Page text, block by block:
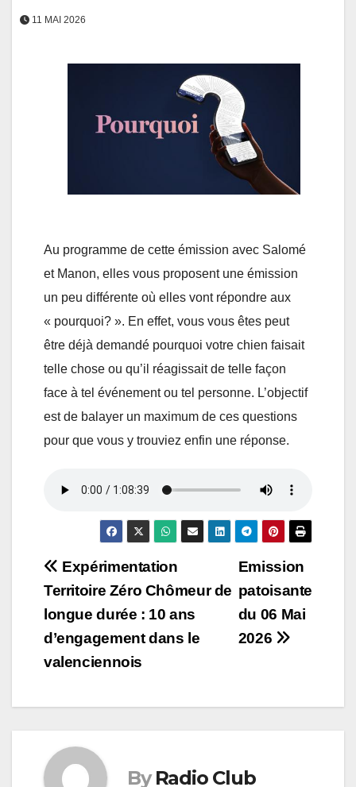
11 MAI 2026
Au programme de cette émission avec Salomé
et Manon, elles vous proposent une émission
un peu différente où elles vont répondre aux
« pourquoi? ». En effet, vous vous êtes peut
être déjà demandé pourquoi votre chien faisait
telle chose ou qu’il réagissait de telle façon
face à tel événement ou tel personne. L’objectif
est de balayer un maximum de ces questions
pour que vous y trouviez enfin une réponse.
Navigation
de
l’article
Emission
patoisante
du 06 Mai
2026
Expérimentation
Territoire Zéro Chômeur de
longue durée : 10 ans
d’engagement dans le
valenciennois
By Radio Club